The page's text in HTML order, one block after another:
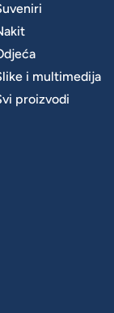
i multimedija
proizvodi